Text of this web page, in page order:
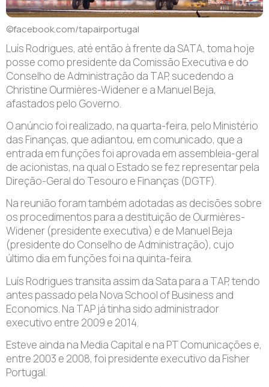
©facebook.com/tapairportugal
Luís Rodrigues, até então à frente da SATA, toma hoje
posse como presidente da Comissão Executiva e do
Conselho de Administração da TAP, sucedendo a
Christine Ourmières-Widener e a Manuel Beja,
afastados pelo Governo.
O anúncio foi realizado, na quarta-feira, pelo Ministério
das Finanças, que adiantou, em comunicado, que a
entrada em funções foi aprovada em assembleia-geral
de acionistas, na qual o Estado se fez representar pela
Direção-Geral do Tesouro e Finanças (DGTF).
Na reunião foram também adotadas as decisões sobre
os procedimentos para a destituição de Ourmières-
Widener (presidente executiva) e de Manuel Beja
(presidente do Conselho de Administração), cujo
último dia em funções foi na quinta-feira.
Luís Rodrigues transita assim da Sata para a TAP, tendo
antes passado pela Nova School of Business and
Economics. Na TAP já tinha sido administrador
executivo entre 2009 e 2014.
Esteve ainda na Media Capital e na PT Comunicações e,
entre 2003 e 2008, foi presidente executivo da Fisher
Portugal.